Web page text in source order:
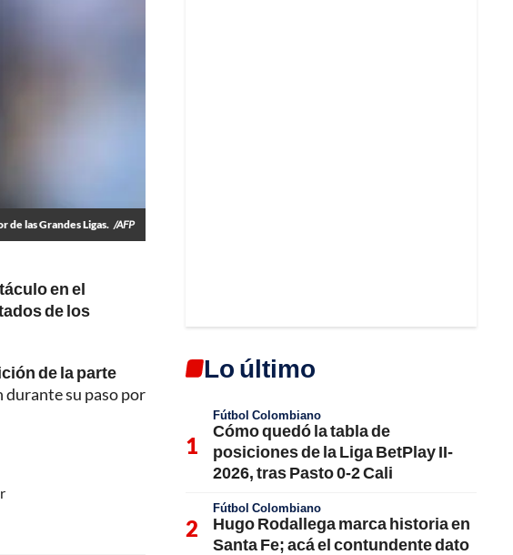
de las Grandes Ligas. /AFP
en el
de los
de la parte
su paso por
Lo último
Fútbol Colombiano
Cómo quedó la tabla de
posiciones de la Liga BetPlay II-
2026, tras Pasto 0-2 Cali
Fútbol Colombiano
Hugo Rodallega marca historia en
Santa Fe; acá el contundente dato